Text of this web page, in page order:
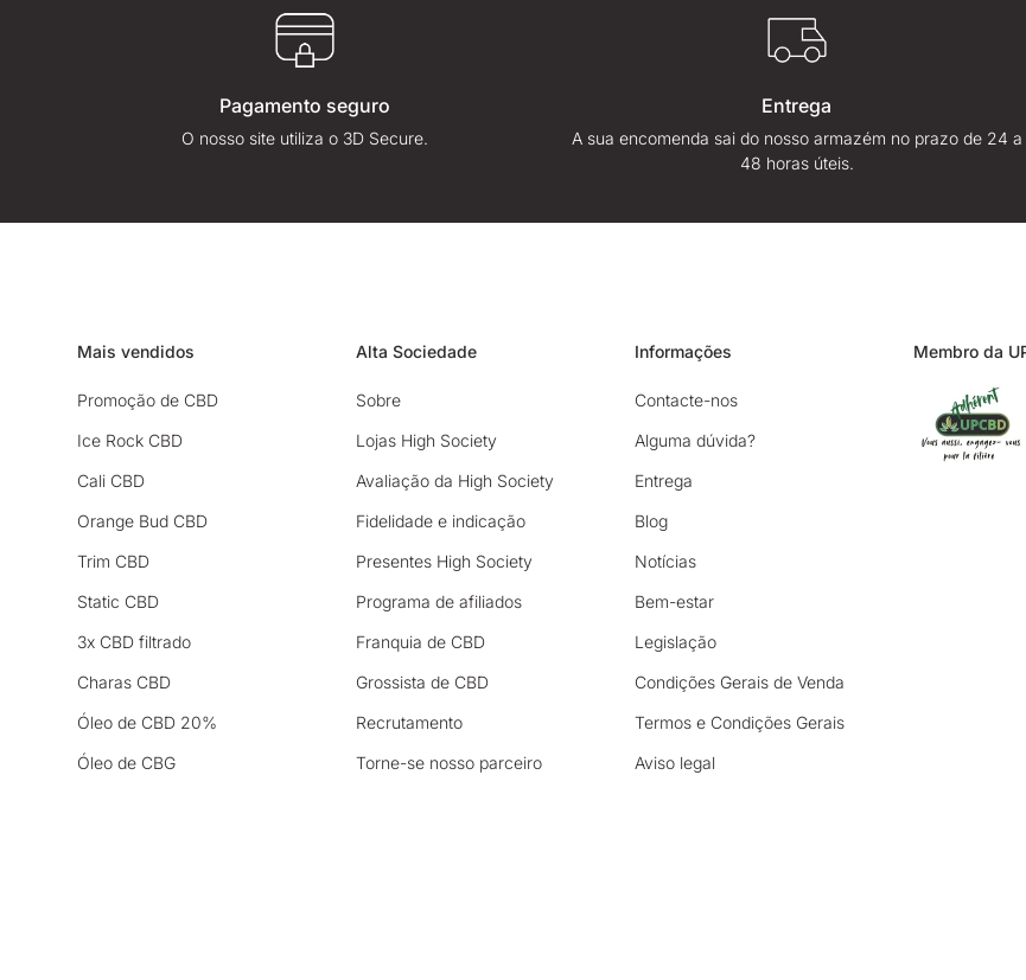
Pagamento seguro
O nosso site utiliza o 3D Secure.
Entrega
A sua encomenda sai do nosso armazém no prazo de 24 a
48 horas úteis.
Mais vendidos
Promoção de CBD
Ice Rock CBD
Cali CBD
Orange Bud CBD
Trim CBD
Static CBD
3x CBD filtrado
Charas CBD
Óleo de CBD 20%
Óleo de CBG
Alta Sociedade
Sobre
Lojas High Society
Avaliação da High Society
Fidelidade e indicação
Presentes High Society
Programa de afiliados
Franquia de CBD
Grossista de CBD
Recrutamento
Torne-se nosso parceiro
Informações
Contacte-nos
Alguma dúvida?
Entrega
Blog
Notícias
Bem-estar
Legislação
Condições Gerais de Venda
Termos e Condições Gerais
Aviso legal
Membro da